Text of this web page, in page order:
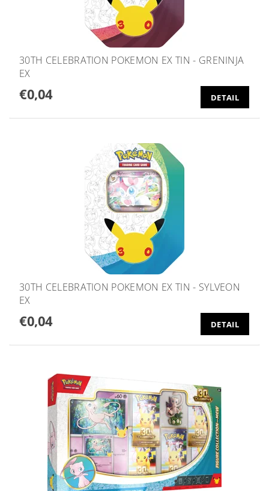
30TH CELEBRATION POKEMON EX TIN - GRENINJA
EX
€0,04 DETAIL
30TH CELEBRATION POKEMON EX TIN - SYLVEON
EX
€0,04 DETAIL